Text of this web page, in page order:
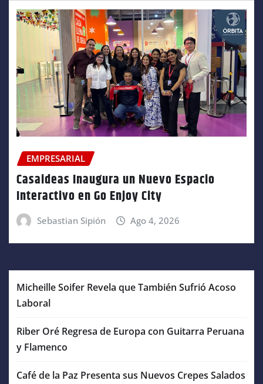
EMPRESARIAL
Casaideas Inaugura un Nuevo Espacio
Interactivo en Go Enjoy City
Sebastian Sipión Ago 4, 2026
Micheille Soifer Revela que También Sufrió Acoso
Laboral
Riber Oré Regresa de Europa con Guitarra Peruana
y Flamenco
Café de la Paz Presenta sus Nuevos Crepes Salados